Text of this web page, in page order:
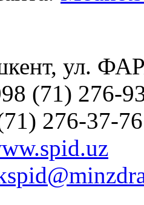
ул.
(71) 276-
276-37-76